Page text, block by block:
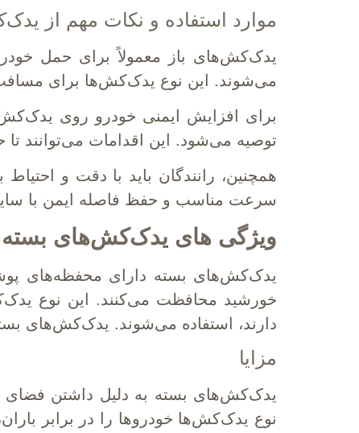
موارد استفاده و نکات مهم از
یدک‌کش‌های باز معمولاً برای حمل
می‌شوند. این نوع یدک‌کش‌ها برای
برای افزایش ایمنی خودرو روی
توصیه می‌شود. این اقدامات می‌توانند
همچنین، رانندگان باید با دقت و
سرعت مناسب و حفظ فاصله ایمن با
ویژگی های یدک‌کش‌های بسته
یدک‌کش‌های بسته دارای محفظه‌های
خورشید محافظت می‌کنند. این نوع
دارند، استفاده می‌شوند. یدک‌کش‌های
مزایا
یدک‌کش‌های بسته به دلیل داشتن فضای
نوع یدک‌کش‌ها خودروها را در برابر